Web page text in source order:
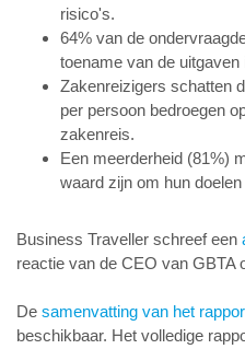
risico's.
64% van de
toename van de
Zakenreizigers schatten
per persoon bedroegen
zakenreis.
Een meerderheid (81%)
waard zijn om hun
Business Traveller schreef een
reactie van de CEO van GBTA
De samenvatting van het
beschikbaar. Het volledige